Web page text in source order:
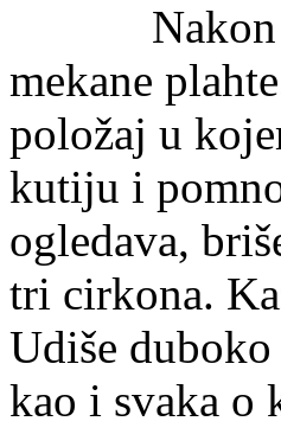
Nakon
mekane
položaj u
kutiju i
ogledava,
tri cirkona.
Udiše
kao i svaka o